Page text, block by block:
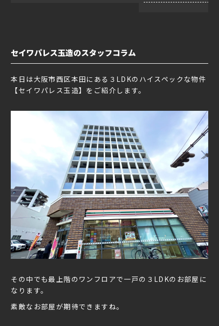
セイワパレス玉造のスタッフコラム
本日は大阪市西区本田にある３LDKのハイスペックな物件
【セイワパレス玉造】をご紹介します。
その中でも最上階のワンフロアで一戸の３LDKのお部屋に
なります。
素敵なお部屋が期待できますね。